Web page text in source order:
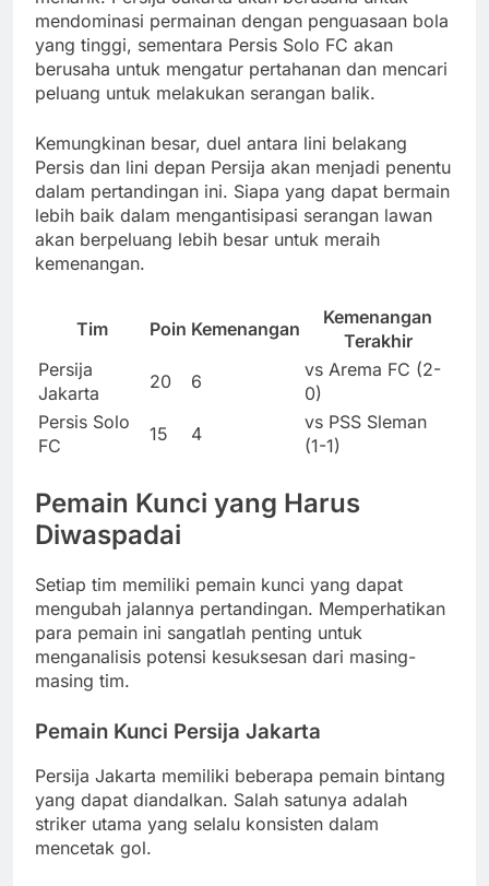
mendominasi permainan dengan penguasaan bola
yang tinggi, sementara Persis Solo FC akan
berusaha untuk mengatur pertahanan dan mencari
peluang untuk melakukan serangan balik.
Kemungkinan besar, duel antara lini belakang
Persis dan lini depan Persija akan menjadi penentu
dalam pertandingan ini. Siapa yang dapat bermain
lebih baik dalam mengantisipasi serangan lawan
akan berpeluang lebih besar untuk meraih
kemenangan.
Tim Poin Kemenangan
Kemenangan
Terakhir
Persija
Jakarta
20 6
vs Arema FC (2-
0)
Persis Solo
FC
15 4
vs PSS Sleman
(1-1)
Pemain Kunci yang Harus
Diwaspadai
Setiap tim memiliki pemain kunci yang dapat
mengubah jalannya pertandingan. Memperhatikan
para pemain ini sangatlah penting untuk
menganalisis potensi kesuksesan dari masing-
masing tim.
Pemain Kunci Persija Jakarta
Persija Jakarta memiliki beberapa pemain bintang
yang dapat diandalkan. Salah satunya adalah
striker utama yang selalu konsisten dalam
mencetak gol.